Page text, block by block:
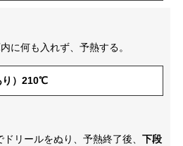
に何も入れず、予熱する。
り）210℃
リールをぬり、予熱終了後、 下段